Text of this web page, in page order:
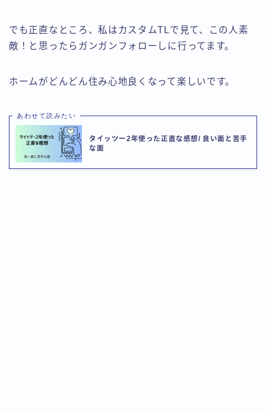
でも正直なところ、私はカスタムTLで見て、この人素
敵！と思ったらガンガンフォローしに行ってます。
ホームがどんどん住み心地良くなって楽しいです。
あわせて読みたい
タイッツー2年使った正直な感想/ 良い面と苦手
な面